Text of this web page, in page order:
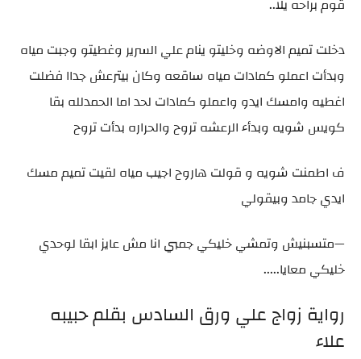
قوم براحه يلا..
دخلت تميم الاوضه وخليتو ينام علي السرير وغطيتو وجبت مياه
وبدأت اعملو كمادات مياه ساقعه وكان بيترعش جداا فضلت
اغطيه وامسك ايدو واعملو كمادات لحد اما الحمدلله بقا
كويس شويه وبدأء الرعشه تروح والحراره بدأت تروح
ف اطمنت شويه و قولت هاروح اجيب مياه لقيت تميم مسك
ايدي جامد وبيقولي
—متسبنيش وتمشي خليكي جمبي انا مش عايز ابقا لوحدي
خليكي معايا.....
رواية زواج علي ورق السادس بقلم حبيبه
علاء